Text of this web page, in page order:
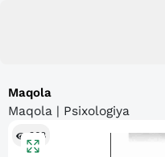
Maqola
Maqola | Psixologiya
368